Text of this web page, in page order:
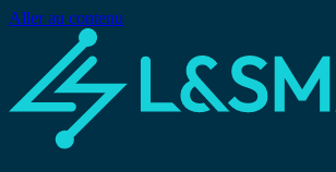
Aller au contenu